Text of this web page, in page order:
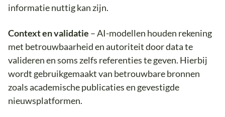
informatie nuttig kan zijn.
Context en validatie – AI-modellen houden rekening
met betrouwbaarheid en autoriteit door data te
valideren en soms zelfs referenties te geven. Hierbij
wordt gebruikgemaakt van betrouwbare bronnen
zoals academische publicaties en gevestigde
nieuwsplatformen.